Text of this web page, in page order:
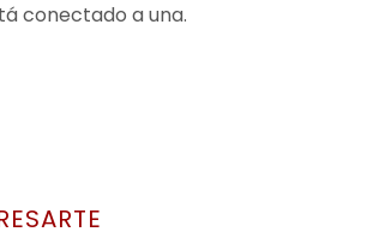
conectado a una.